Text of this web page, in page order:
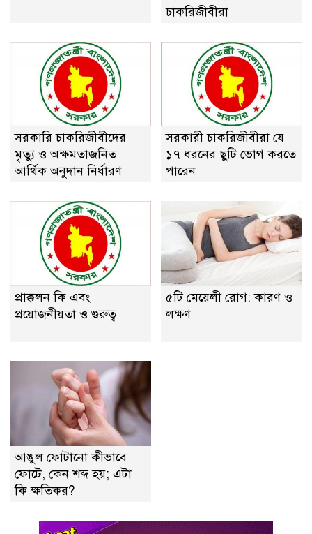
চাকরিজীবীরা
সরকারি চাকরিজীবীদের
মৃত্যু ও অক্ষমতাজনিত
আর্থিক অনুদান নির্ধারণ
সরকারী চাকরিজীবীরা যে
১৭ ধরনের ছুটি ভোগ করতে
পারেন
প্রাক্কলন কি এবং
প্রয়ােজনীয়তা ও গুরুত্ব
৫টি মেয়েলী রোগ: কারণ ও
লক্ষণ
আঙুল ফোটানো কীভাবে
ফোটে, কেন শব্দ হয়; এটা
কি ক্ষতিকর?